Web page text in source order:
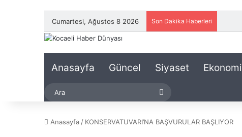
Cumartesi, Ağustos 8 2026 Son Dakika Haberleri
Anasayfa Güncel Siyaset Ekonomi
Anasayfa / KONSERVATUVARI’NA BAŞVURULAR BAŞLIYOR